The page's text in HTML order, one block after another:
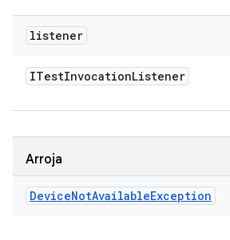
listener
ITestInvocationListener
Arroja
DeviceNotAvailableException